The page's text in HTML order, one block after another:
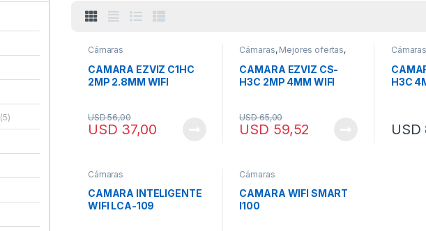
Cámaras
CAMARA EZVIZ C1HC
2MP 2.8MM WIFI
USD 37,00
USD56,00
Cámaras, Mejores ofertas,
CAMARA EZVIZ CS-
H3C 2MP 4MM WIFI
USD 59,52
USD65,00
Cámaras
H3C
USD
Cámaras
CAMARA INTELIGENTE
WIFI LCA-109
Cámaras
CAMARA WIFI SMART
I100
(5)